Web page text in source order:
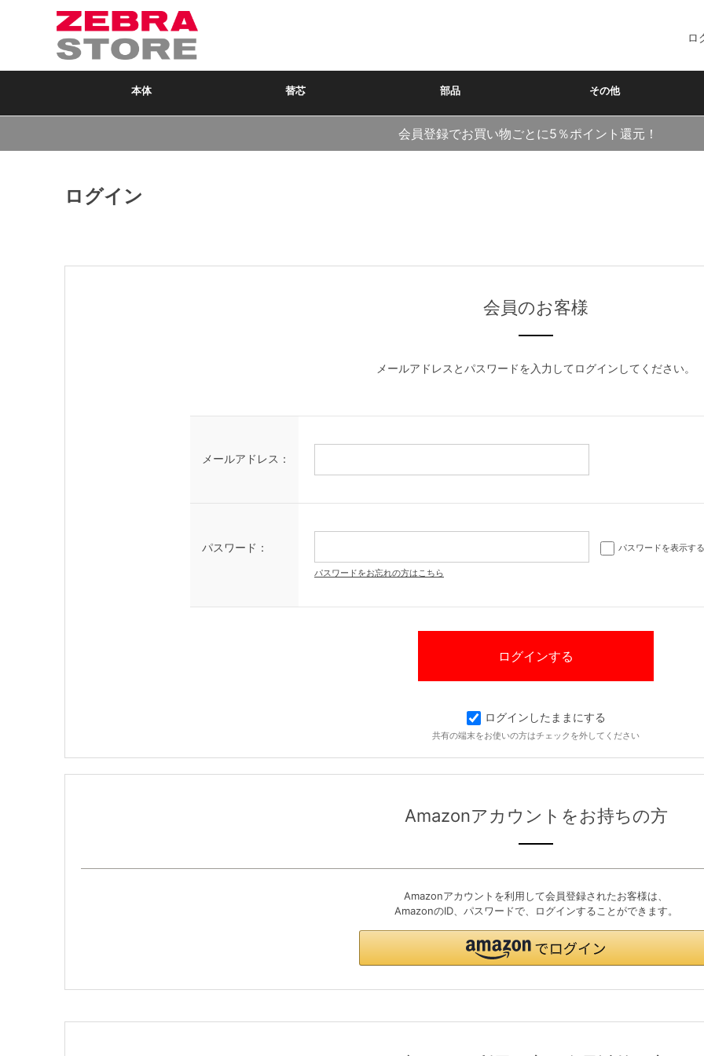
ロ
本体 替芯 部品 その他
会員登録でお買い物ごとに5％ポイント還元！
ログイン
会員のお客様
メールアドレスとパスワードを入力してログインしてください。
メールアドレス：
パスワード： パスワードを表示する
パスワードをお忘れの方はこちら
ログインしたままにする
共有の端末をお使いの方はチェックを外してください
Amazonアカウントをお持ちの方
Amazonアカウントを利用して会員登録されたお客様は、
AmazonのID、パスワードで、ログインすることができます。